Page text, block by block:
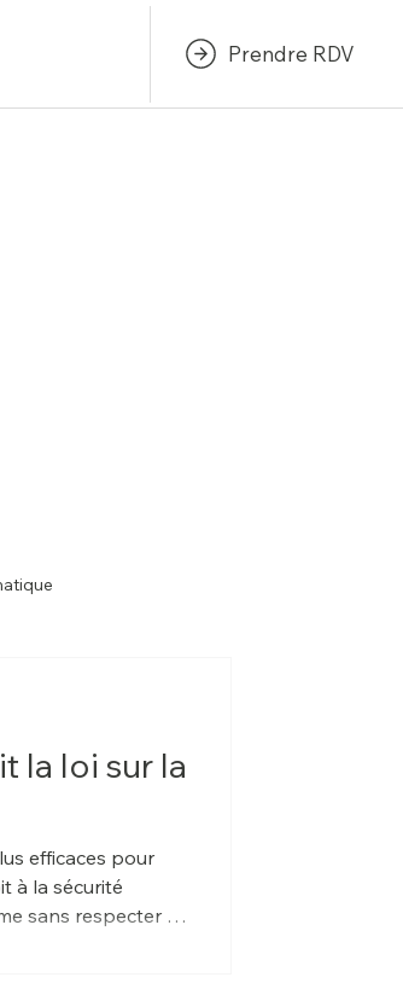
Prendre RDV
la loi sur la
efficaces pour
à la sécurité
sans respecter le